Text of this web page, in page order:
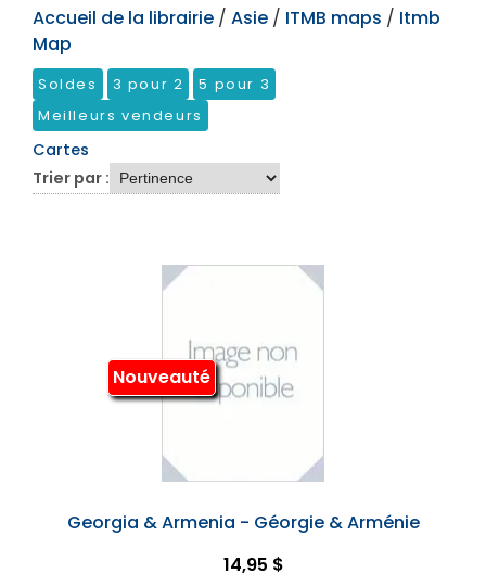
Accueil de la librairie / Asie / ITMB maps / Itmb
Map
Soldes 3 pour 2
5 pour 3
Meilleurs vendeurs
Cartes
Trier par :
Nouveauté
Georgia & Armenia - Géorgie & Arménie
14,95 $